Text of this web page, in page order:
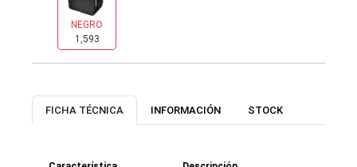
NEGRO
1,593
FICHA TÉCNICA INFORMACIÓN STOCK